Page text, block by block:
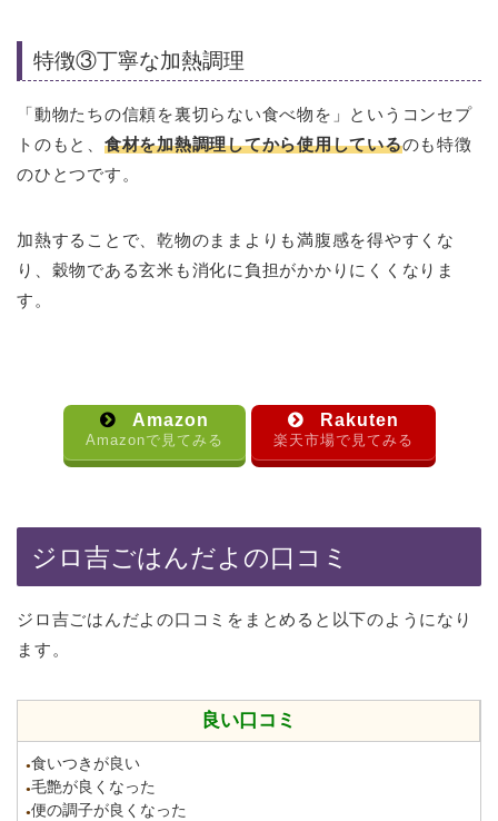
特徴③丁寧な加熱調理
「動物たちの信頼を裏切らない食べ物を」というコンセプ
トのもと、 食材を加熱調理してから使用しているのも特徴
のひとつです。
加熱することで、乾物のままよりも満腹感を得やすくな
り、穀物である玄米も消化に負担がかかりにくくなりま
す。
Amazon
Amazonで見てみる
Rakuten
楽天市場で見てみる
ジロ吉ごはんだよの口コミ
ジロ吉ごはんだよの口コミをまとめると以下のようになり
ます。
良い口コミ
●食いつきが良い
●毛艶が良くなった
●便の調子が良くなった